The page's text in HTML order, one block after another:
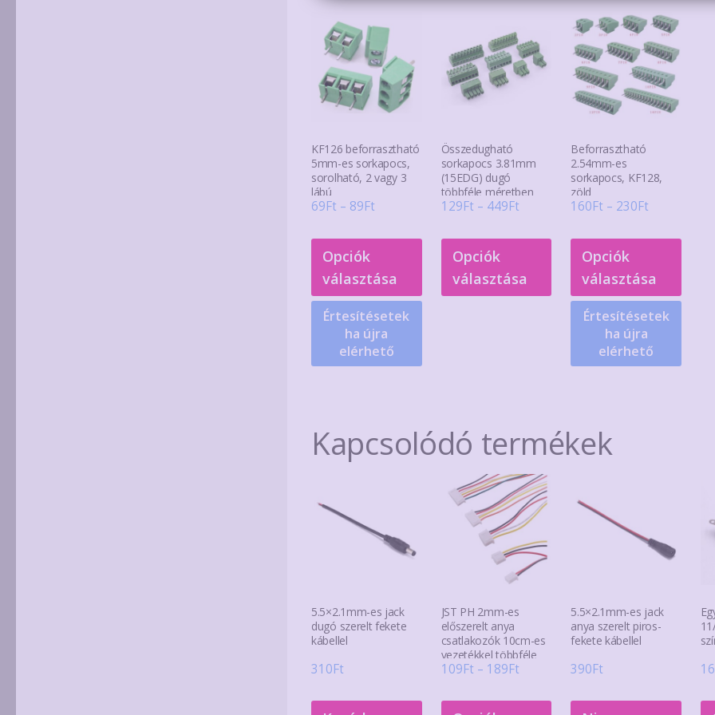
termékoldalon
választhatók
termékoldalon
választhatók
KF126 beforrasztható
5mm-es sorkapocs,
sorolható, 2 vagy 3
lábú
69Ft – 89Ft Ártartomány:
89Ft
Opciók
választása
Ennek
terméknek
több
A
termékoldalon
választhatók
Értesítésetek
ha újra
elérhető
Összedugható
sorkapocs 3.81mm
(15EDG) dugó
többféle méretben
129Ft – 449FtÁrtartomány:
449Ft
Opciók
választása
Ennek
terméknek
több
variációja
termékoldalon
választhatók
Beforrasztható
2.54mm-es
sorkapocs, KF128,
zöld
160Ft – 230Ft
230Ft
Opciók
választása
Ennek
több
A
Értesítésetek
ha újra
elérhető
Kapcsolódó termékek
5.5×2.1mm-es jack
dugó szerelt fekete
kábellel
310Ft
JST PH 2mm-es
előszerelt anya
csatlakozók 10cm-es
vezetékkel többféle
109Ft – 189FtÁrtartomány:
Ennek
5.5×2.1mm-es jack
anya szerelt piros-
fekete kábellel
390Ft